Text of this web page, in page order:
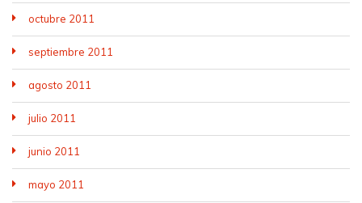
octubre 2011
septiembre 2011
agosto 2011
julio 2011
junio 2011
mayo 2011